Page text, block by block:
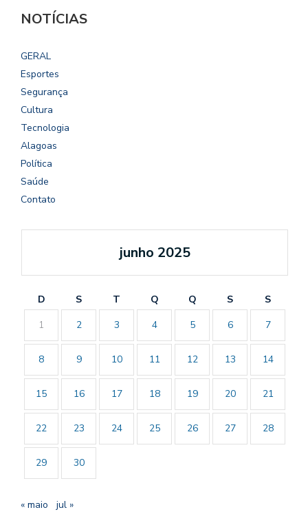
NOTÍCIAS
GERAL
Esportes
Segurança
Cultura
Tecnologia
Alagoas
Política
Saúde
Contato
junho 2025
D S T Q Q S
S
1
2 3 4 5 6 7
8 9 10 11 12 13 14
15 16 17 18 19 20 21
22 23 24 25 26 27 28
29 30
« maio jul »